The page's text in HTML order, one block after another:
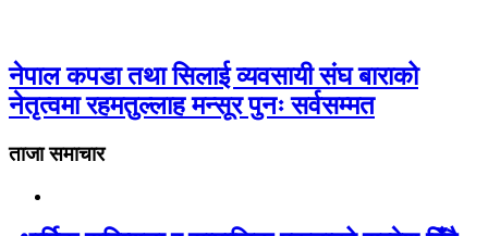
नेपाल कपडा तथा सिलाई व्यवसायी संघ बाराको
नेतृत्वमा रहमतुल्लाह मन्सूर पुनः सर्वसम्मत
ताजा समाचार